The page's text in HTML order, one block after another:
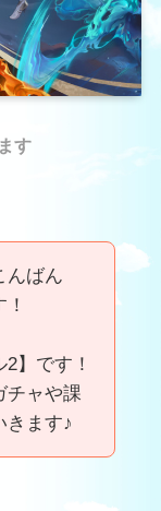
す
んばん
】です！
チャや課
きます♪